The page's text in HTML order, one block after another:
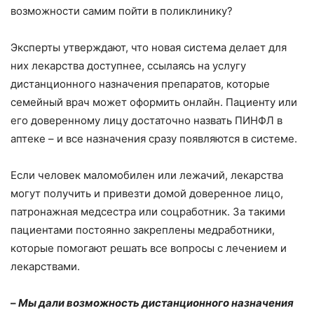
возможности самим пойти в поликлинику?
Эксперты утверждают, что новая система делает для
них лекарства доступнее, ссылаясь на услугу
дистанционного назначения препаратов, которые
семейный врач может оформить онлайн. Пациенту или
его доверенному лицу достаточно назвать ПИНФЛ в
аптеке – и все назначения сразу появляются в системе.
Если человек маломобилен или лежачий, лекарства
могут получить и привезти домой доверенное лицо,
патронажная медсестра или соцработник. За такими
пациентами постоянно закреплены медработники,
которые помогают решать все вопросы с лечением и
лекарствами.
–Мы дали возможность дистанционного назначения